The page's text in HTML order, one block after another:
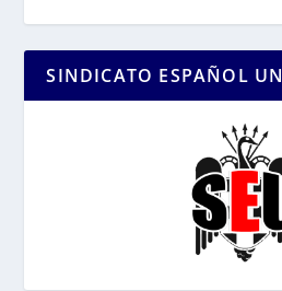
SINDICATO ESPAÑOL